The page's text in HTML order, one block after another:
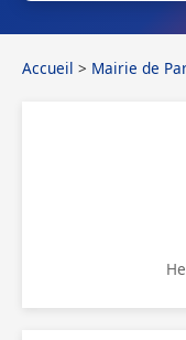
Accueil > Mairie de